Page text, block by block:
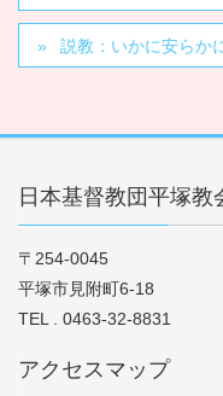
説教：いかに安ら
日本基督教団平塚教
〒254-0045
平塚市見附町6-18
TEL . 0463-32-8831
アクセスマップ